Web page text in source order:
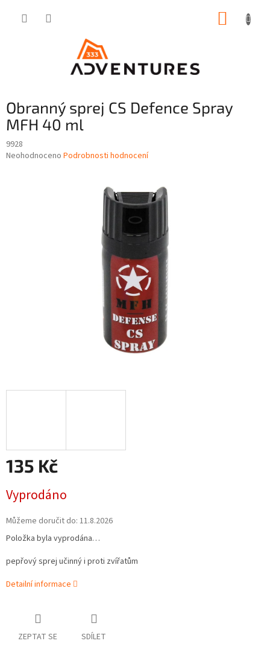
Obranný sprej CS Defence Spray
MFH 40 ml
9928
Průměrné
Neohodnoceno Podrobnosti hodnocení
135 Kč
cena:
Vyprodáno
Můžeme doručit do: 11.8.2026
Položka byla vyprodána…
pepřový sprej učinný i proti zvířatům
Detailní informace
ZEPTAT SE SDÍLET